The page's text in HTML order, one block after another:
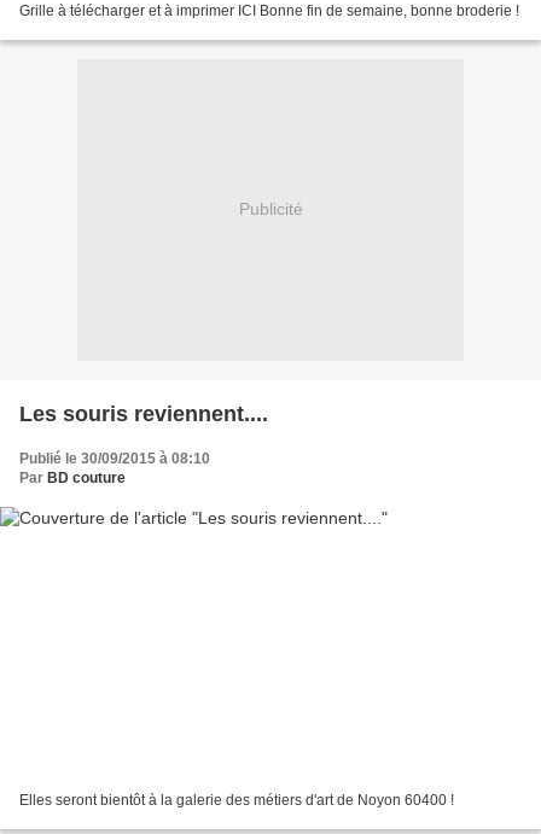
Grille à télécharger et à imprimer ICI Bonne fin de semaine, bonne broderie !
Publicité
Les souris reviennent....
Publié le 30/09/2015 à 08:10
Par BD couture
Elles seront bientôt à la galerie des métiers d'art de Noyon 60400 !